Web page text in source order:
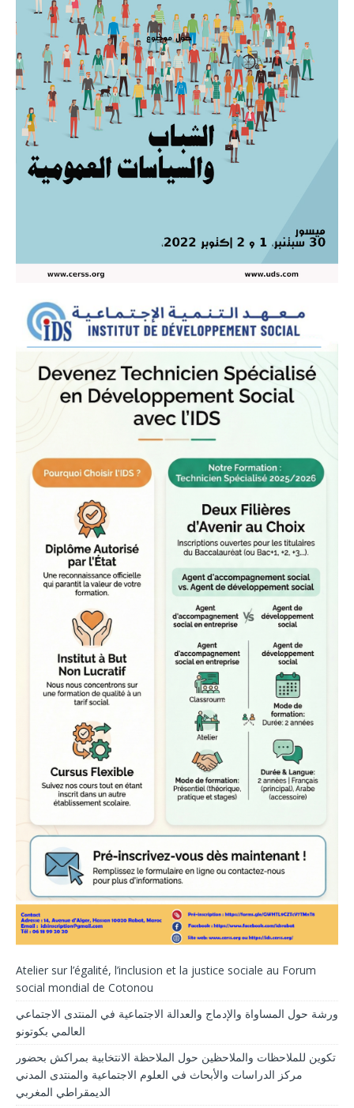
Atelier sur l’égalité, l’inclusion et la justice sociale au Forum
social mondial de Cotonou
ورشة حول المساواة والإدماج والعدالة الاجتماعية في المنتدى الاجتماعي
العالمي بكوتونو
تكوين للملاحظات والملاحظين حول الملاحظة الانتخابية بمراكش بحضور
مركز الدراسات والأبحاث في العلوم الاجتماعية والمنتدى المدني
الديمقراطي المغربي